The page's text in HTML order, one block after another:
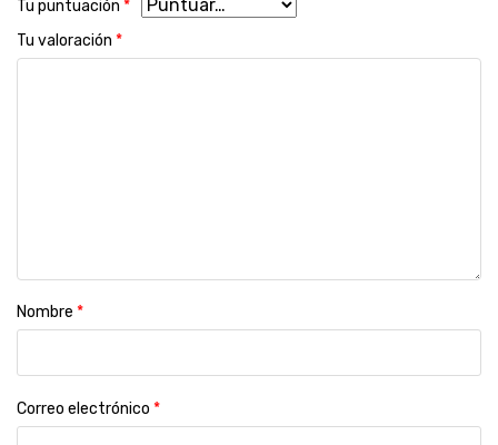
Tu puntuación *
Tu valoración *
Nombre *
Correo electrónico *